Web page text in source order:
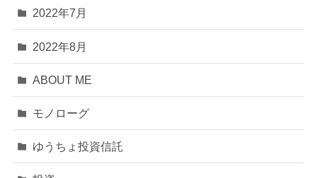
2022年7月
2022年8月
ABOUT ME
モノローグ
ゆうちょ投資信託